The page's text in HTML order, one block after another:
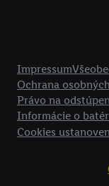
Impressum
Ochrana
Právo na
Informácie o
Cookies
vyššie uvedené